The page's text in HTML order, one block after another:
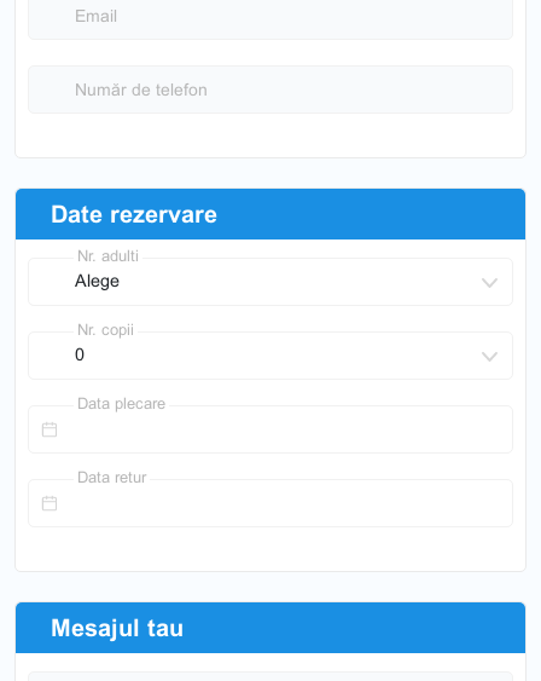
Email
Număr de telefon
Date rezervare
Nr. adulti
Nr. copii
Data plecare
Data retur
Mesajul tau